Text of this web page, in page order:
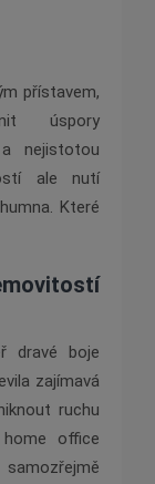
přístavem,
úspory
nejistotou
ale nutí
Které
dravé boje
zajímavá
ruchu
office